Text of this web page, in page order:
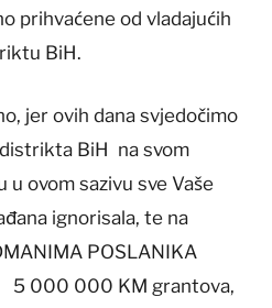
prihvaćene od vladajućih
BiH.
jer ovih dana svjedočimo
BiH na svom
u ovom sazivu sve Vaše
ignorisala, te na
POSLANIKA
000 KM grantova,